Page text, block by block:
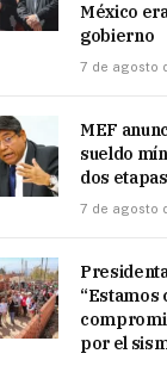
México
gobierno
7 de agosto
MEF
sueldo
dos etapas
7 de agosto
“Estamos
por el